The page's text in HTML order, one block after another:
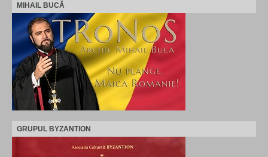
MIHAIL BUCĂ
GRUPUL BYZANTION